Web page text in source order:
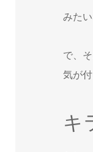
みた
で、
気が
キ